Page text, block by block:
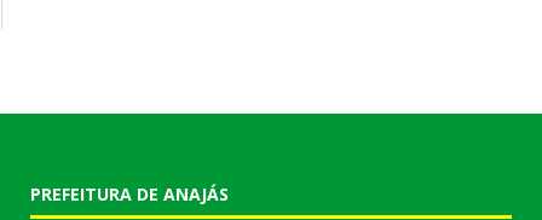
PREFEITURA DE ANAJÁS